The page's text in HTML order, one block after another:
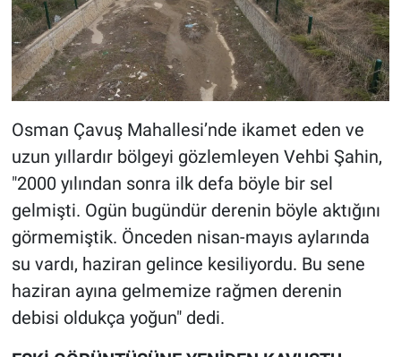
Osman Çavuş Mahallesi’nde ikamet eden ve
uzun yıllardır bölgeyi gözlemleyen Vehbi Şahin,
"2000 yılından sonra ilk defa böyle bir sel
gelmişti. Ogün bugündür derenin böyle aktığını
görmemiştik. Önceden nisan-mayıs aylarında
su vardı, haziran gelince kesiliyordu. Bu sene
haziran ayına gelmemize rağmen derenin
debisi oldukça yoğun" dedi.